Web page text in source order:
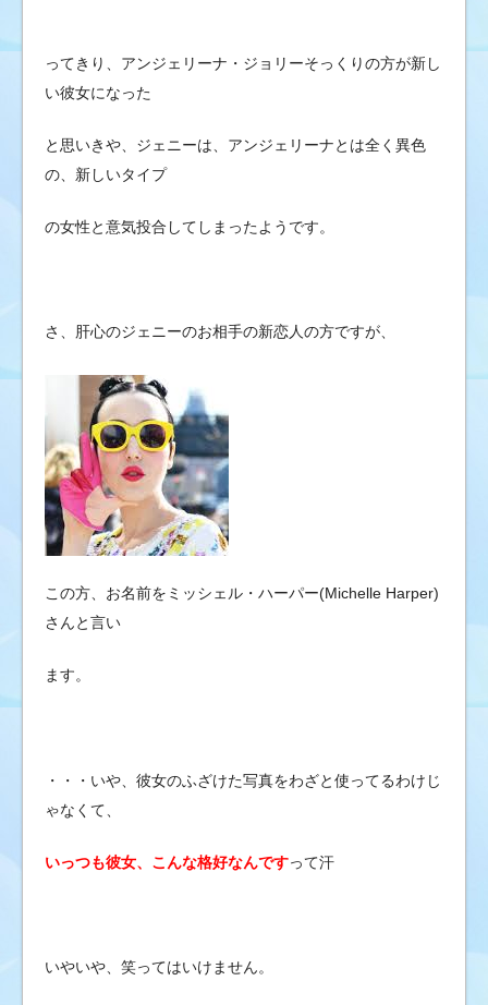
ってきり、アンジェリーナ・ジョリーそっくりの方が新し
い彼女になった
と思いきや、ジェニーは、アンジェリーナとは全く異色
の、新しいタイプ
の女性と意気投合してしまったようです。
さ、肝心のジェニーのお相手の新恋人の方ですが、
この方、お名前をミッシェル・ハーパー(Michelle Harper)
さんと言い
ます。
・・・いや、彼女のふざけた写真をわざと使ってるわけじ
ゃなくて、
いっつも彼女、こんな格好なんですって汗
いやいや、笑ってはいけません。